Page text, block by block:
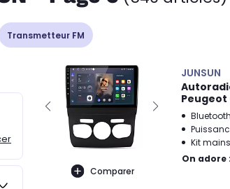
Transmetteur FM
Comparer
JUNSUN
Peugeot
Kit
On adore :